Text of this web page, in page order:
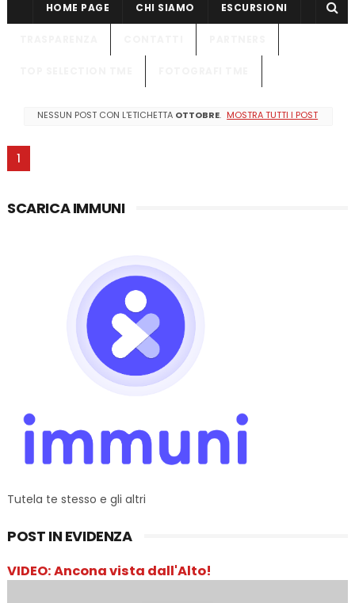
HOME PAGE CHI SIAMO ESCURSIONI
NESSUN POST CON L'ETICHETTA OTTOBRE. MOSTRA TUTTI I POST
1
SCARICA IMMUNI
Tutela te stesso e gli altri
POST IN EVIDENZA
VIDEO: Ancona vista dall'Alto!